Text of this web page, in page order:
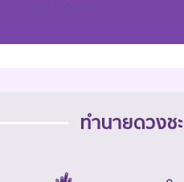
ทำนายดวงช